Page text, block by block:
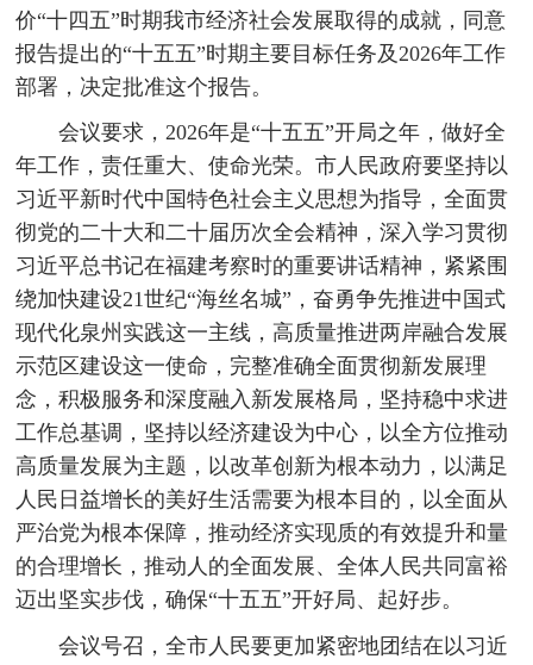
价“十四五”时期我市经济社会发展取得的成就，同意
报告提出的“十五五”时期主要目标任务及2026年工作
部署，决定批准这个报告。
会议要求，2026年是“十五五”开局之年，做好全
年工作，责任重大、使命光荣。市人民政府要坚持以
习近平新时代中国特色社会主义思想为指导，全面贯
彻党的二十大和二十届历次全会精神，深入学习贯彻
习近平总书记在福建考察时的重要讲话精神，紧紧围
绕加快建设21世纪“海丝名城”，奋勇争先推进中国式
现代化泉州实践这一主线，高质量推进两岸融合发展
示范区建设这一使命，完整准确全面贯彻新发展理
念，积极服务和深度融入新发展格局，坚持稳中求进
工作总基调，坚持以经济建设为中心，以全方位推动
高质量发展为主题，以改革创新为根本动力，以满足
人民日益增长的美好生活需要为根本目的，以全面从
严治党为根本保障，推动经济实现质的有效提升和量
的合理增长，推动人的全面发展、全体人民共同富裕
迈出坚实步伐，确保“十五五”开好局、起好步。
会议号召，全市人民要更加紧密地团结在以习近